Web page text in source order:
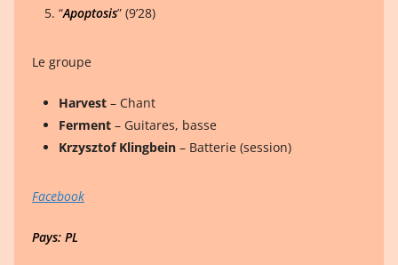
“Apoptosis” (9’28)
Le groupe
Harvest – Chant
Ferment – Guitares, basse
Krzysztof Klingbein – Batterie (session)
Facebook
Pays: PL